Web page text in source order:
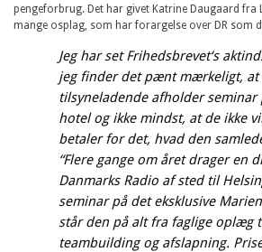
pengeforbrug. Det har givet Katrine Daugaard fra
mange osplag, som har forargelse over DR som
Jeg har set Frihedsbrevet‘s
jeg finder det pænt mærkeligt, at
tilsyneladende afholder seminar
hotel og ikke mindst, at de ikke
betaler for det, hvad den
“Flere gange om året drager en
Danmarks Radio af sted til
seminar på det eksklusive
står den på alt fra faglige oplæg
teambuilding og afslapning.